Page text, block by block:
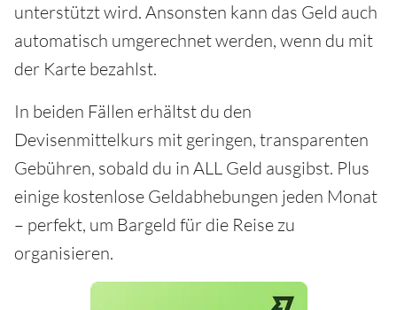
unterstützt wird. Ansonsten kann das Geld auch
automatisch umgerechnet werden, wenn du mit
der Karte bezahlst.
In beiden Fällen erhältst du den
Devisenmittelkurs mit geringen, transparenten
Gebühren, sobald du in ALL Geld ausgibst. Plus
einige kostenlose Geldabhebungen jeden Monat
– perfekt, um Bargeld für die Reise zu
organisieren.